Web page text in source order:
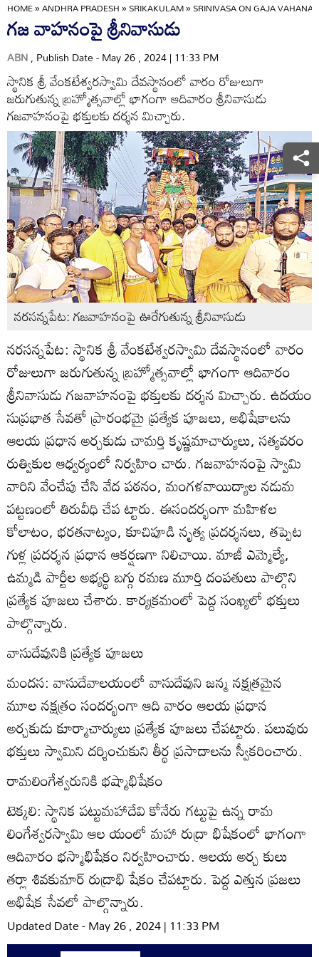
HOME»ANDHRA PRADESH»SRIKAKULAM»SRINIVASA ON GAJA
గజ వాహనంపై శ్రీనివాసుడు
ABN, Publish Date - May 26 , 2024 | 11:33 PM
స్థానిక శ్రీ వేంకటేశ్వరస్వామి దేవస్థానంలో వారం రోజులుగా
జరుగుతున్న బ్రహ్మోత్సవాల్లో భాగంగా ఆదివారం శ్రీనివాసుడు
గజవాహనంపై భక్తులకు దర్శన మిచ్చారు.
నరసన్నపేట: గజవాహనంపై ఊరేగుతున్న శ్రీనివాసుడు
నరసన్నపేట: స్థానిక శ్రీ వేంకటేశ్వరస్వామి దేవస్థానంలో వారం
రోజులుగా జరుగుతున్న బ్రహ్మోత్సవాల్లో భాగంగా ఆదివారం
శ్రీనివాసుడు గజవాహనంపై భక్తులకు దర్శన మిచ్చారు. ఉదయం
సుప్రభాత సేవతో ప్రారంభమై ప్రత్యేక పూజలు, అభిషేకాలను
ఆలయ ప్రధాన అర్చకుడు చామర్తి కృష్ణమాచార్యులు, సత్యవరం
రుత్వికుల ఆధ్వర్యంలో నిర్వహిం చారు. గజవాహనంపై స్వామి
వారిని వేంచేపు చేసి వేద పఠనం, మంగళవాయిద్యాల నడుమ
పట్టణంలో తిరువీధి చేప ట్టారు. ఈసందర్భంగా మహిళల
కోలాటం, భరతనాట్యం, కూచిపూడి నృత్య ప్రదర్శనలు, తప్పెట
గుళ్ల ప్రదర్శన ప్రధాన ఆకర్షణగా నిలిచాయి. మాజీ ఎమ్మెల్యే,
ఉమ్మడి పార్టీల అభ్యర్థి బగ్గు రమణ మూర్తి దంపతులు పాల్గొని
ప్రత్యేక పూజలు చేశారు. కార్యక్రమంలో పెద్ద సంఖ్యలో భక్తులు
పాల్గొన్నారు.
వాసుదేవునికి ప్రత్యేక పూజలు
మందస: వాసుదేవాలయంలో వాసుదేవుని జన్మ నక్షత్రమైన
మూల నక్షత్రం సందర్భంగా ఆది వారం ఆలయ ప్రధాన
అర్చకుడు కూర్మాచార్యులు ప్రత్యేక పూజలు చేపట్టారు. పలువురు
భక్తులు స్వామిని దర్శించుకుని తీర్థ ప్రసాదాలను స్వీకరించారు.
రామలింగేశ్వరునికి భష్మాభిషేకం
టెక్కలి: స్థానిక పట్టుమహాదేవి కోనేరు గట్టుపై ఉన్న రామ
లింగేశ్వరస్వామి ఆల యంలో మహా రుద్రా భిషేకంలో భాగంగా
ఆదివారం భస్మాభిషేకం నిర్వహించారు. ఆలయ అర్చ కులు
తర్లా శివకుమార్‌ రుద్రాభి షేకం చేపట్టారు. పెద్ద ఎత్తున ప్రజలు
అభిషేక సేవలో పాల్గొన్నారు.
Updated Date - May 26 , 2024 | 11:33 PM